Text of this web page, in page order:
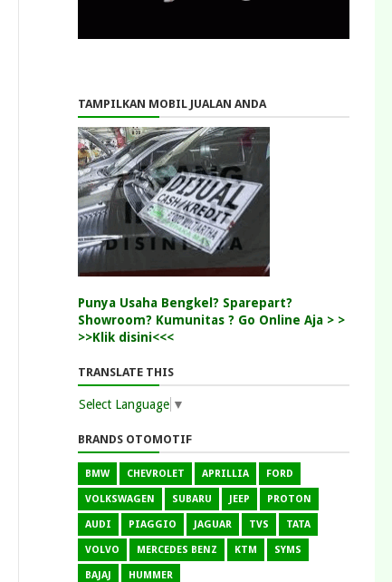
TAMPILKAN MOBIL JUALAN ANDA
Punya Usaha Bengkel? Sparepart?
Showroom? Kumunitas ? Go Online Aja > >
>>Klik disini<<<
TRANSLATE THIS
Select Language ▼
BRANDS OTOMOTIF
BMW CHEVROLET APRILLIA FORD
VOLKSWAGEN SUBARU JEEP PROTON
AUDI PIAGGIO JAGUAR TVS TATA
VOLVO MERCEDES BENZ KTM SYMS
BAJAJ HUMMER